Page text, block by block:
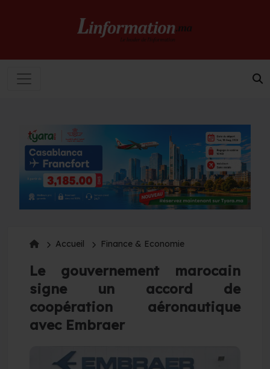
Accueil Finance & Economie
Le gouvernement marocain
signe un accord de
coopération aéronautique
avec Embraer